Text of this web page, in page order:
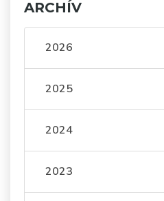
ARCHÍV
2026
2025
2024
2023